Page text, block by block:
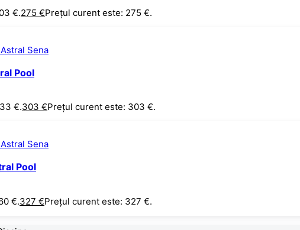
€.275 €Prețul curent este: 275 €.
Pool
€.303 €Prețul curent este: 303 €.
Pool
€.327 €Prețul curent este: 327 €.